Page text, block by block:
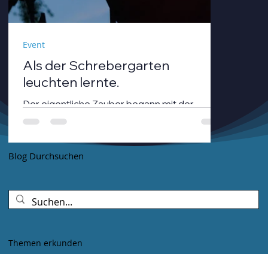
Als der Schrebergarten
leuchten lernte.
Der eigentliche Zauber begann mit der
Dämmerung. André Neumann alias nthirteen
strich mit einem Geigenbogen über seine E-
Gitarre, während die Sonne unterging.
Farbspots in Türkis, Lila und Blau – die
„Erdbeere" versank für ein paar Minuten in
einfach nicht erwartet.
Event
Themen erkunden
Blog Durchsuchen